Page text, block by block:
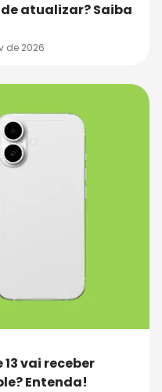
de atualizar? Saiba
de 2026
vai receber
Entenda!